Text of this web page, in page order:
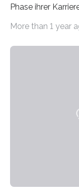
Phase ihrer
Leben gerufen,
Foundation, des
More than 1 year